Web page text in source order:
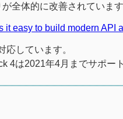
全体的に改善されています
easy to build modern API
応しています。
4は2021年4月までサポー